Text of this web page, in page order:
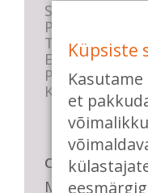
Stuudio
Tasemete
E-poe
Parkimise info
KKK
Casa de Baile
Me
Küpsiste
et